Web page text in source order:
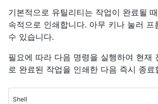
기본적으로 유틸리티는 작업이 완료될
속적으로 인쇄합니다. 아무 키나 눌러 프
수 있습니다.
필요에 따라 다음 명령을 실행하여 현재
로 완료된 작업을 인쇄한 다음 즉시 종료
Shell